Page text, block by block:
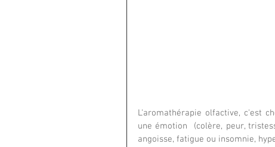
L'aromathérapie olfactive, c'est
une émotion  (colère, peur,
angoisse, fatigue ou insomnie,